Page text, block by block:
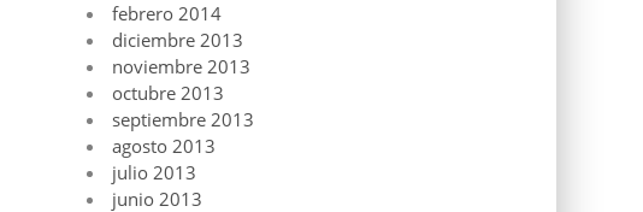
febrero 2014
diciembre 2013
noviembre 2013
octubre 2013
septiembre 2013
agosto 2013
julio 2013
junio 2013